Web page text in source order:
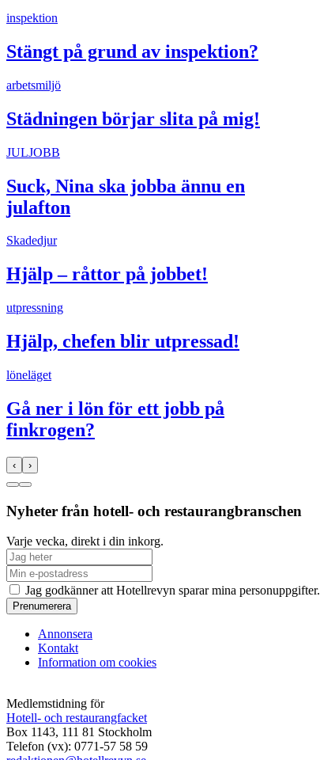
inspektion
Stängt på grund av inspektion?
arbetsmiljö
Städningen börjar slita på mig!
JULJOBB
Suck, Nina ska jobba ännu en
julafton
Skadedjur
Hjälp – råttor på jobbet!
utpressning
Hjälp, chefen blir utpressad!
löneläget
Gå ner i lön för ett jobb på
finkrogen?
‹ ›
Nyheter från hotell- och restaurangbranschen
Varje vecka, direkt i din inkorg.
Jag godkänner att Hotellrevyn sparar mina personuppgifter.
Annonsera
Kontakt
Information om cookies
Medlemstidning för
Hotell- och restaurangfacket
Box 1143, 111 81 Stockholm
Telefon (vx): 0771-57 58 59